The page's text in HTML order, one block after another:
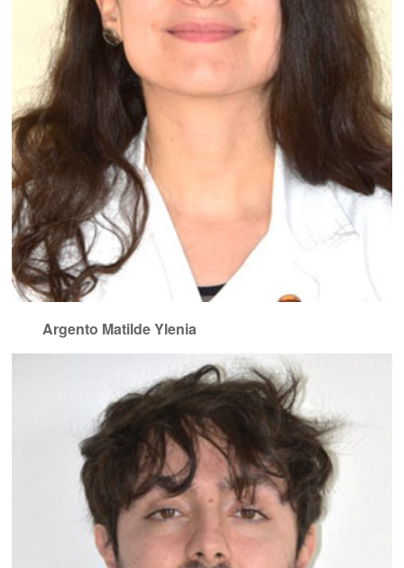
Argento Matilde Ylenia